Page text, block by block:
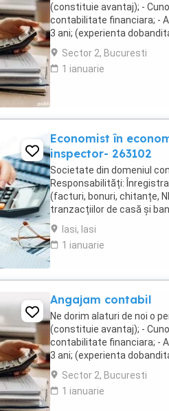
(constituie avantaj); -
contabilitate financiara; -
3 ani; (experienta
avantaj); - ...
Sector 2, Bucuresti
1 ianuarie
Economist în
inspector- 263102
Societate din domeniul
Responsabilități:
(facturi, bonuri, chitanțe,
tranzacțiilor de casă și
clienți și furnizori
Iasi, Iasi
1 ianuarie
Angajam contabil
Ne dorim alaturi de noi o
(constituie avantaj); -
contabilitate financiara; -
3 ani; (experienta
avantaj); - ...
Sector 2, Bucuresti
1 ianuarie